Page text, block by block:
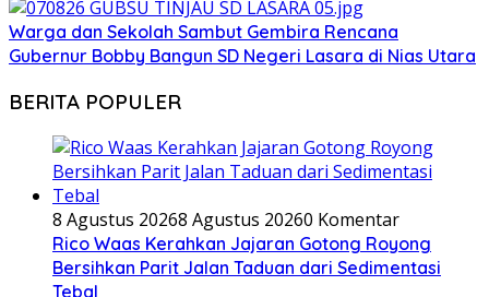
Warga dan Sekolah Sambut Gembira Rencana
Gubernur Bobby Bangun SD Negeri Lasara di Nias Utara
BERITA POPULER
8 Agustus 20268 Agustus 20260 Komentar
Rico Waas Kerahkan Jajaran Gotong Royong
Bersihkan Parit Jalan Taduan dari Sedimentasi
Tebal